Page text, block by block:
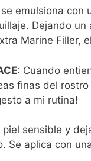
emulsiona con
Dejando
Marine Filler,
: Cuando
finas del
a mi rutina!
piel sensible y
Se aplica con